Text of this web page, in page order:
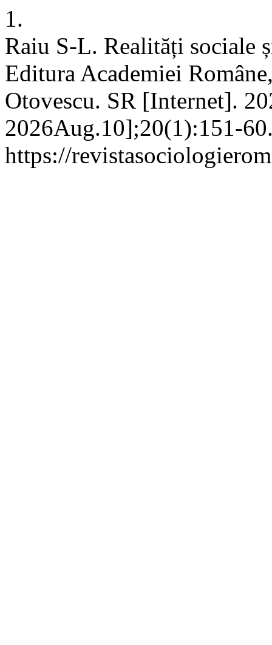
1.
Raiu S-L. Realități sociale
Editura Academiei
Otovescu. SR [Internet].
2026Aug.10];20(1):151-
https://